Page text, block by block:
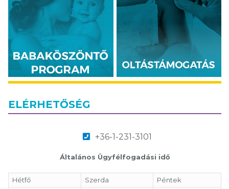
ELÉRHETŐSÉG
+36-1-231-3101
Általános Ügyfélfogadási idő
Hétfő Szerda
Péntek